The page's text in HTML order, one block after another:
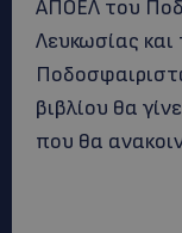
ΑΠΟΕΛ του
Λευκωσίας
βιβλίου θα
που θα